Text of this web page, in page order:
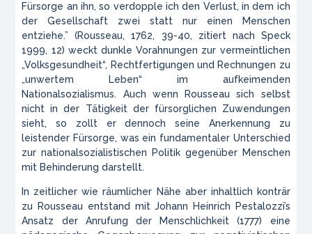
Fürsorge an ihn, so verdopple ich den Verlust, in dem ich
der Gesellschaft zwei statt nur einen Menschen
entziehe.” (Rousseau, 1762, 39-40, zitiert nach Speck
1999, 12) weckt dunkle Vorahnungen zur vermeintlichen
„Volksgesundheit“, Rechtfertigungen und Rechnungen zu
„unwertem Leben“ im aufkeimenden
Nationalsozialismus. Auch wenn Rousseau sich selbst
nicht in der Tätigkeit der fürsorglichen Zuwendungen
sieht, so zollt er dennoch seine Anerkennung zu
leistender Fürsorge, was ein fundamentaler Unterschied
zur nationalsozialistischen Politik gegenüber Menschen
mit Behinderung darstellt.
In zeitlicher wie räumlicher Nähe aber inhaltlich konträr
zu Rousseau entstand mit Johann Heinrich Pestalozzi’s
Ansatz der Anrufung der Menschlichkeit (1777) eine